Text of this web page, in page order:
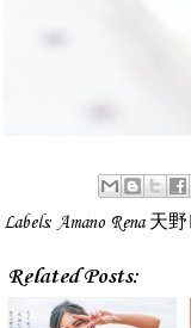
Labels: Amano Rena 天
Related Posts: